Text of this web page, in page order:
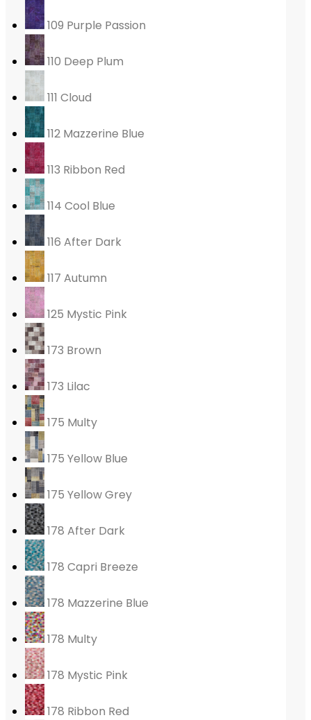
109 Purple Passion
110 Deep Plum
111 Cloud
112 Mazzerine Blue
113 Ribbon Red
114 Cool Blue
116 After Dark
117 Autumn
125 Mystic Pink
173 Brown
173 Lilac
175 Multy
175 Yellow Blue
175 Yellow Grey
178 After Dark
178 Capri Breeze
178 Mazzerine Blue
178 Multy
178 Mystic Pink
178 Ribbon Red